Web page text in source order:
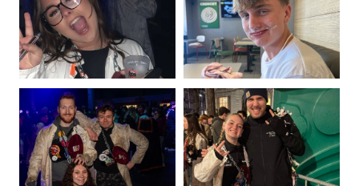
Noah
Padilla
Pajares
Cyrus
Raskin
Photo
de
Lara
Rasquinet
Photo
de
Louis
Renkin